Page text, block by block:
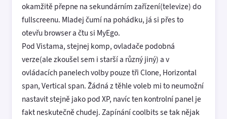
okamžitě přepne na sekundárním zařízení(televize) do
fullscreenu. Mladej čumí na pohádku, já si přes to
otevřu browser a čtu si MyEgo.
Pod Vistama, stejnej komp, ovladače podobná
verze(ale zkoušel sem i starší a různý jiný) a v
ovládacích panelech volby pouze tři Clone, Horizontal
span, Vertical span. Žádná z těhle voleb mi to neumožní
nastavit stejně jako pod XP, navíc ten kontrolní panel je
fakt neskutečně chudej. Zapínání coolbits se tak nějak